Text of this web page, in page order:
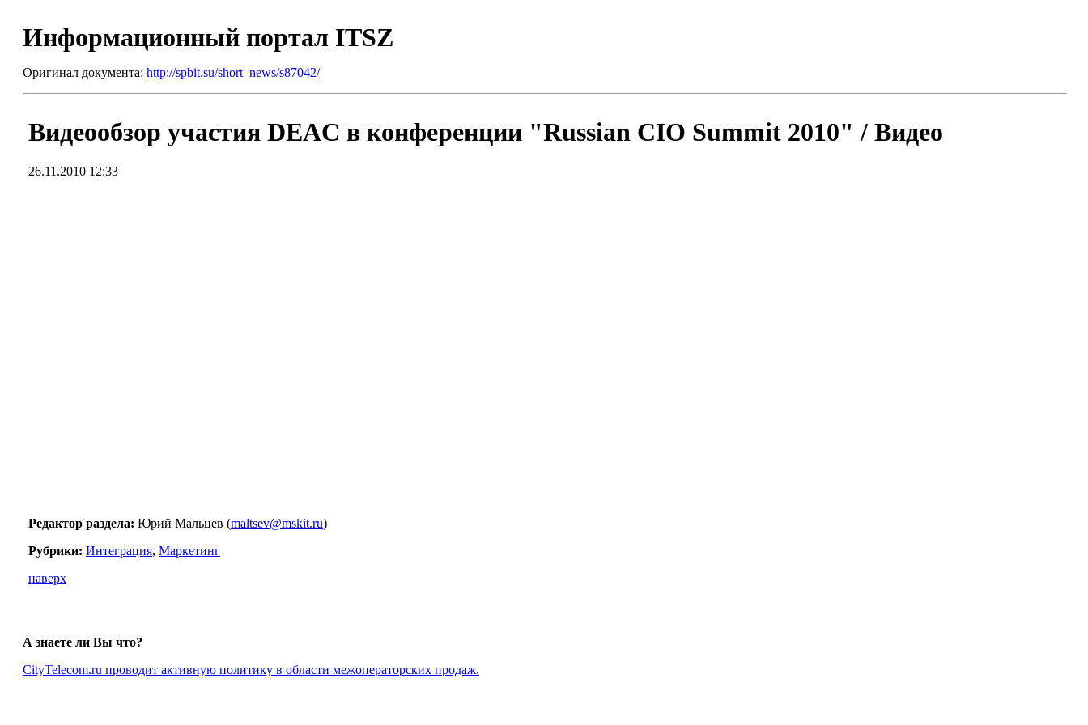
Информационный портал ITSZ
Оригинал документа: http://spbit.su/short_news/s87042/
Видеообзор участия DEAC в конференции "Russian CIO Summit 2010" / Видео
26.11.2010 12:33
Редактор раздела: Юрий Мальцев (maltsev@mskit.ru)
Рубрики: Интеграция, Маркетинг
наверх
А знаете ли Вы что?
CityTelecom.ru проводит активную политику в области межоператорских продаж.